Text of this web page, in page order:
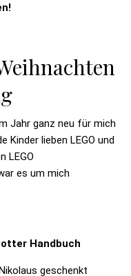
Jahr ganz neu für mich
Kinder lieben LEGO und
LEGO
es um mich
Handbuch
geschenkt